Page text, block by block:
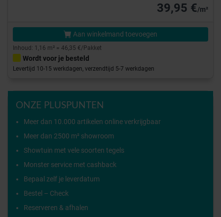
39,95 €/m²
Aan winkelmand toevoegen
Inhoud: 1,16 m² = 46,35 €/Pakket
Wordt voor je besteld
Levertijd 10-15 werkdagen, verzendtijd 5-7 werkdagen
ONZE PLUSPUNTEN
Meer dan 10.000 artikelen online verkrijgbaar
Meer dan 2500 m² showroom
Showtuin met vele soorten tegels
Monster service met cashback
Bepaal zelf je leverdatum
Bestel – Check
Reserveren & afhalen